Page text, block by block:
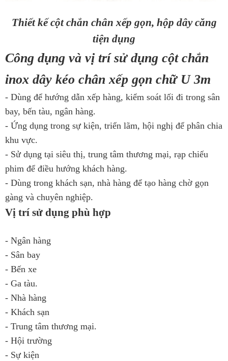
Thiết kế cột chắn chân xếp gọn, hộp dây căng
tiện dụng
Công dụng và vị trí sử dụng cột chắn
inox dây kéo chân xếp gọn chữ U 3m
- Dùng để hướng dẫn xếp hàng, kiểm soát lối đi trong sân
bay, bến tàu, ngân hàng.
- Ứng dụng trong sự kiện, triển lãm, hội nghị để phân chia
khu vực.
- Sử dụng tại siêu thị, trung tâm thương mại, rạp chiếu
phim để điều hướng khách hàng.
- Dùng trong khách sạn, nhà hàng để tạo hàng chờ gọn
gàng và chuyên nghiệp.
Vị trí sử dụng phù hợp
- Ngân hàng
- Sân bay
- Bến xe
- Ga tàu.
- Nhà hàng
- Khách sạn
- Trung tâm thương mại.
- Hội trường
- Sự kiện